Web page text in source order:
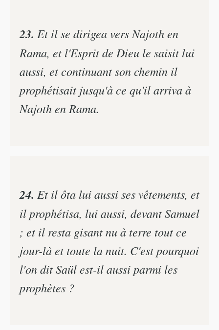
23. Et il se dirigea vers Najoth en
Rama, et l'Esprit de Dieu le saisit lui
aussi, et continuant son chemin il
prophétisait jusqu'à ce qu'il arriva à
Najoth en Rama.
24. Et il ôta lui aussi ses vêtements, et
il prophétisa, lui aussi, devant Samuel
; et il resta gisant nu à terre tout ce
jour-là et toute la nuit. C'est pourquoi
l'on dit Saül est-il aussi parmi les
prophètes ?